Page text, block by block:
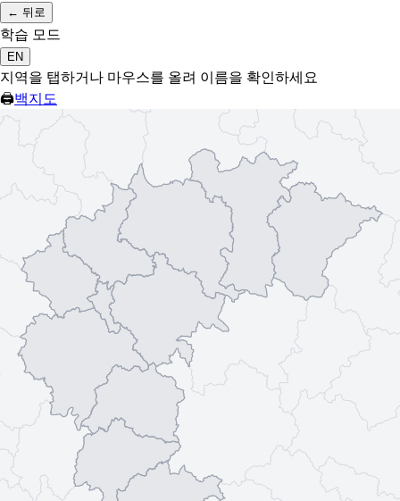
← 뒤로
학습 모드
EN
지역을 탭하거나 마우스를 올려 이름을 확인하세요
🖨백지도